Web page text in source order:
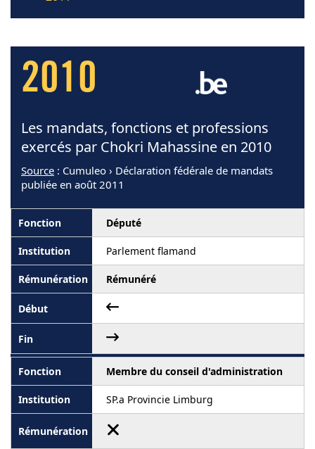
2010
Les mandats, fonctions et professions
exercés par Chokri Mahassine en 2010
Source : Cumuleo › Déclaration fédérale de mandats
publiée en août 2011
Député
Parlement flamand
Rémunéré
Membre du conseil d'administration
SP.a Provincie Limburg